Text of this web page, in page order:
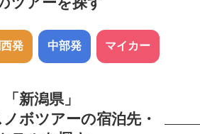
発 中部発 マイカー
「新潟県」
ボツアーの宿泊先・